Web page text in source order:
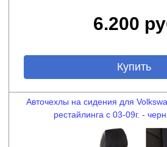
6.200
Купить
Авточехлы на сидения для
рестайлинга с 03-09г. -